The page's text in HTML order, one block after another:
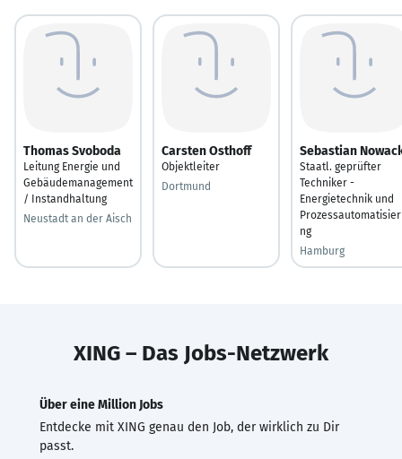
Thomas Svoboda
Leitung Energie und
Gebäudemanagement
/ Instandhaltung
Neustadt an der Aisch
Carsten Osthoff
Objektleiter
Dortmund
Sebastian
Staatl. geprüfter
Techniker -
Energietechnik und
ng
Hamburg
XING – Das Jobs-Netzwerk
Über eine Million Jobs
Entdecke mit XING genau den Job, der wirklich zu Dir
passt.